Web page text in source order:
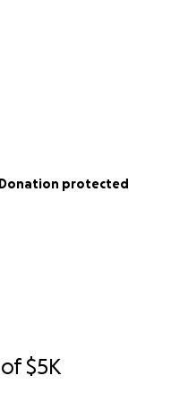
of$5K
Donation protected